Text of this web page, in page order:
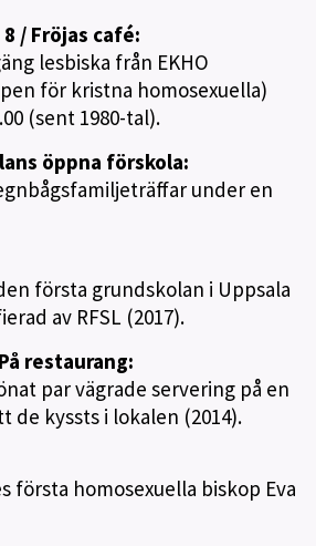
/ Fröjas café:
lesbiska från EKHO
för kristna homosexuella)
(sent 1980-tal).
öppna förskola:
under en
första grundskolan i Uppsala
av RFSL (2017).
restaurang:
par vägrade servering på en
de kyssts i lokalen (2014).
första homosexuella biskop Eva